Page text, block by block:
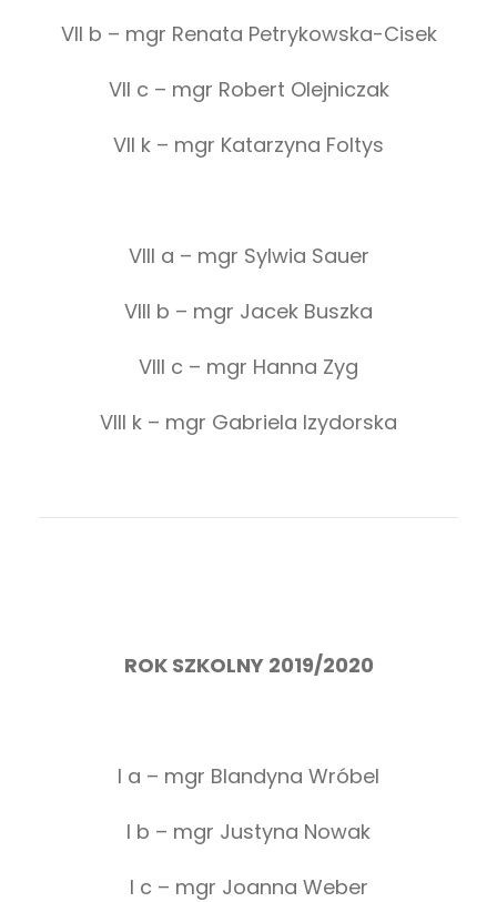
VII b – mgr Renata Petrykowska-Cisek
VII c – mgr Robert Olejniczak
VII k – mgr Katarzyna Foltys
VIII a – mgr Sylwia Sauer
VIII b – mgr Jacek Buszka
VIII c – mgr Hanna Zyg
VIII k – mgr Gabriela Izydorska
ROK SZKOLNY 2019/2020
I a – mgr Blandyna Wróbel
I b – mgr Justyna Nowak
I c – mgr Joanna Weber